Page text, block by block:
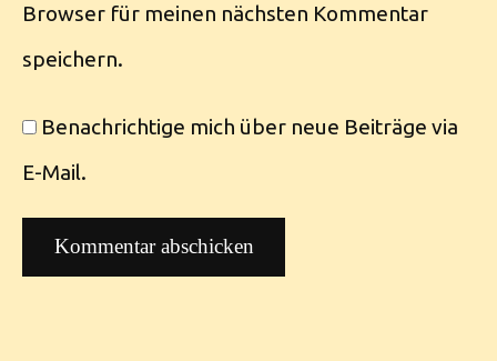
Browser für meinen nächsten Kommentar
speichern.
Benachrichtige mich über neue Beiträge via
E-Mail.